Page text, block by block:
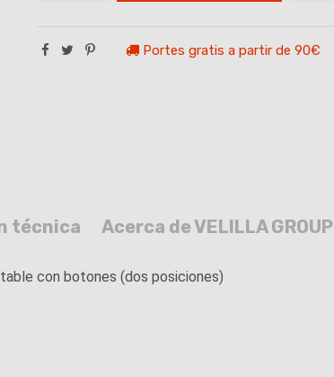
Portes gratis a partir de 90€
técnica Acerca de VELILLA GROUP
con botones (dos posiciones)